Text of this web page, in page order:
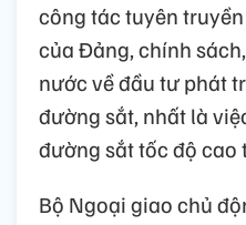
công tác tuyên
của Đảng, chính
nước về đầu tư phát
đường sắt, nhất là
đường sắt tốc độ cao
Bộ Ngoại giao chủ